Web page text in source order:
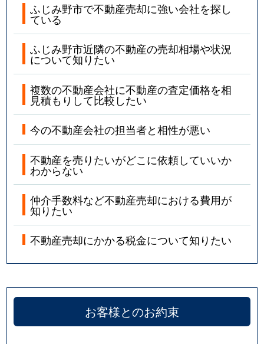
ふじみ野市で不動産売却に強い会社を探し
ている
ふじみ野市近隣の不動産の売却相場や状況
について知りたい
複数の不動産会社に不動産の査定価格を相
見積もりして比較したい
今の不動産会社の担当者と相性が悪い
不動産を売りたいがどこに依頼していいか
わからない
仲介手数料など不動産売却における費用が
知りたい
不動産売却にかかる税金について知りたい
お客様とのお約束